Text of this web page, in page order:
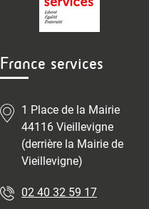
France services
1 Place de la Mairie
44116 Vieillevigne
(derrière la Mairie de
Vieillevigne)
02 40 32 59 17